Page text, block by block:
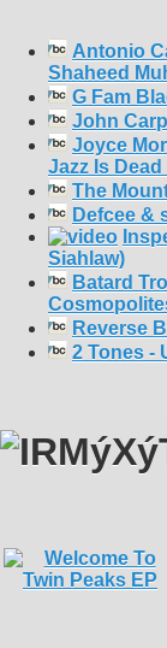
Antonio
Shaheed
G Fam
John
Joyce
Jazz Is Dead
The
Defcee &
Siahlaw)
Batard
Reverse
2 Tones -